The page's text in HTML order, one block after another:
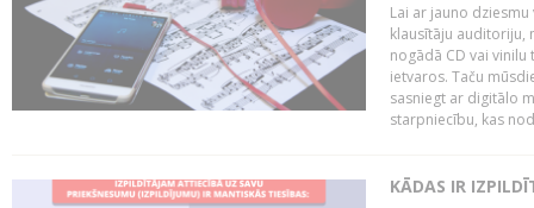
Lai ar jauno
klausītāju auditoriju,
nogādā CD vai
ietvaros. Taču
sasniegt ar digitālo
starpniecību, kas
KĀDAS IR